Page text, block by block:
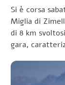
Si è corsa
Miglia di
di 8 km
gara,